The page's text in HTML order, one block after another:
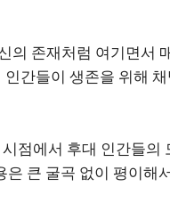
의 존재처럼 여기면서
인간들이 생존을 위해
시점에서 후대 인간들
큰 굴곡 없이 평이해